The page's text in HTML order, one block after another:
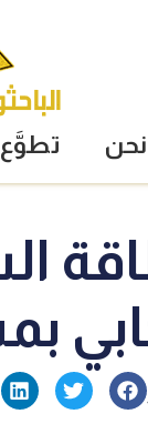
تطوَّع